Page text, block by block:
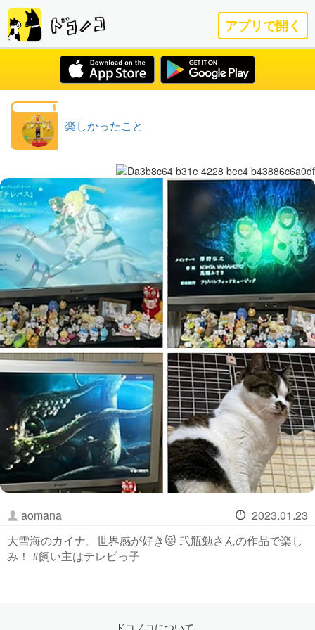
アプリで開く
楽しかったこと
aomana
2023.01.23
大雪海のカイナ。世界感が好き😻 弐瓶勉さんの作品で楽し
み！ #飼い主はテレビっ子